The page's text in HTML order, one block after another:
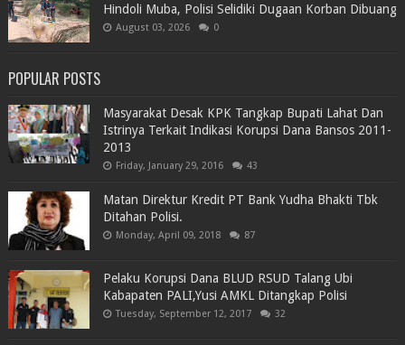
Hindoli Muba, Polisi Selidiki Dugaan Korban Dibuang
August 03, 2026 0
POPULAR POSTS
Masyarakat Desak KPK Tangkap Bupati Lahat Dan
Istrinya Terkait Indikasi Korupsi Dana Bansos 2011-
2013
Friday, January 29, 2016 43
Matan Direktur Kredit PT Bank Yudha Bhakti Tbk
Ditahan Polisi.
Monday, April 09, 2018 87
Pelaku Korupsi Dana BLUD RSUD Talang Ubi
Kabapaten PALI,Yusi AMKL Ditangkap Polisi
Tuesday, September 12, 2017 32